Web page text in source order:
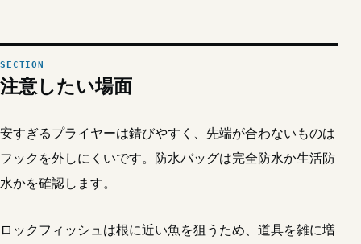
注意したい場面
安すぎるプライヤーは錆びやすく、先端が合わないものは
フックを外しにくいです。防水バッグは完全防水か生活防
水かを確認します。
ロックフィッシュは根に近い魚を狙うため、道具を雑に増